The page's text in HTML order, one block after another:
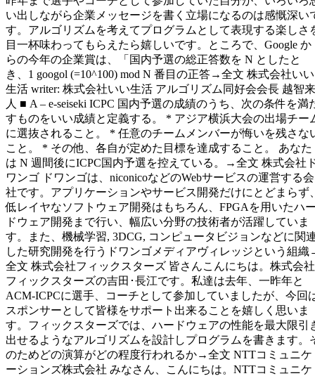
い出しながら企業メッセージを書く立場になるのは感慨深い
す。アルゴリズムを考えてプログラムとして表現する楽しさ
目一杯味わってもらえたら嬉しいです。ところで、Google か
らの今年の企業賞は、「国内予選の総正答数を N としたと
き、1 googol (=10^100) mod N 番目の正答→全文 株式会社いい
生活 writer: 株式会社いい生活 アルゴリズム同好会会長 越智来
人 ■ A – e-seiseki ICPC 国内予選の成績のうち、次の条件を満
すものをいい成績と定義する。 * アジア横浜大会の出場チー
に選抜されること。 * 任意のチームメンバーが悔いを残さな
こと。 * その他、各自が定めた目標を達成すること。 あなた
は N 週間後にICPC国内予選を控えている。→全文 株式会社
ワンゴ ドワンゴは、niconicoなどのWebサービスの運営する会
社です。アプリケーションやサービス開発だけにとどまらず
低レイヤなソフトウェア開発はもちろん、FPGAを用いたハ
ドウェア開発まで行い、幅広い分野の技術者が活躍していま
す。また、機械学習, 3DCG, コンピュータビジョンなどに関
した研究開発を行うドワンゴメディアヴィレッジという組
全文 株式会社フィックスターズ 皆さんこんにちは。株式会社
フィックスターズの吉田･長江です。私達は去年、一昨年と
ACM-ICPCに選手、コーチとして参加していましたが、今回
スポンサーとして皆様をサポート出来ることを嬉しく思いま
す。フィックスターズでは、ハードウェアの性能を最大限引
出せるようなアルゴリズムを設計しプログラムを書きます。
のためどの演算がどの程度行われるか→全文 NTTコミュニケ
ーションズ株式会社 みなさん、こんにちは。NTTコミュニケ